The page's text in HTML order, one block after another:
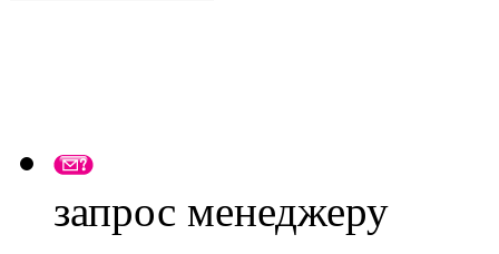
запрос менеджеру